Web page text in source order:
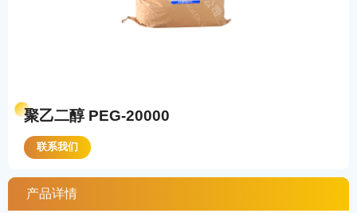
聚乙二醇 PEG-20000
联系我们
产品详情